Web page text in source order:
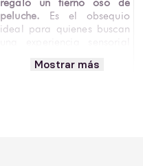
peluche. Es el obsequio
ideal para quienes buscan
Mostrar más